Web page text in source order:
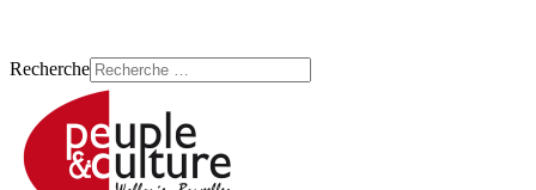
Recherche